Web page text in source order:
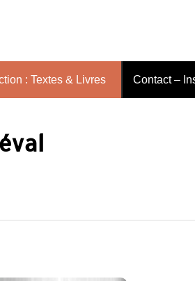
: Textes & Livres Contact –